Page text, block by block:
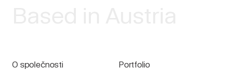
O společnosti Portfolio